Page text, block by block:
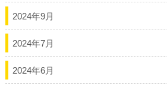
2024年9月
2024年7月
2024年6月